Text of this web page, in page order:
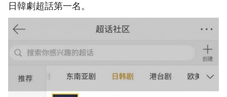
日韓劇超話第一名。